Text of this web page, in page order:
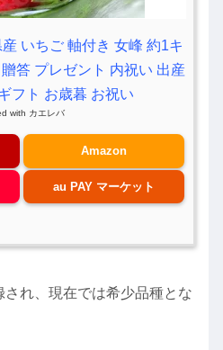
産 いちご 軸付き 女峰 約1キ
答 プレゼント 内祝い 出産
フト お歳暮 お祝い
with カエレバ
Amazon
au PAY マーケット
れ、現在では希少品種とな